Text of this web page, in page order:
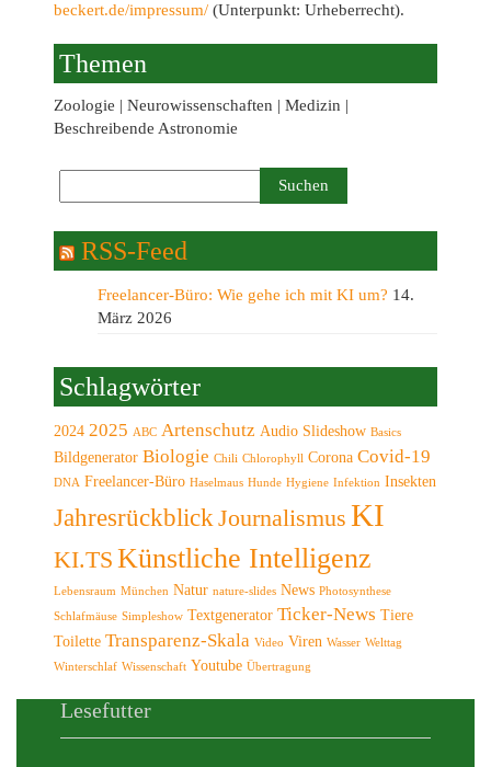
beckert.de/impressum/ (Unterpunkt: Urheberrecht).
Themen
Zoologie | Neurowissenschaften | Medizin |
Beschreibende Astronomie
RSS-Feed
Freelancer-Büro: Wie gehe ich mit KI um? 14.
März 2026
Schlagwörter
2024 2025 ABC Artenschutz Audio Slideshow Basics
Bildgenerator Biologie Chili Chlorophyll Corona Covid-19
DNA Freelancer-Büro Haselmaus Hunde Hygiene Infektion Insekten
Jahresrückblick Journalismus KI
KI.TS Künstliche Intelligenz
Lebensraum München Natur nature-slides News Photosynthese
Schlafmäuse Simpleshow Textgenerator Ticker-News Tiere
Toilette Transparenz-Skala Video Viren Wasser Welttag
Winterschlaf Wissenschaft Youtube Übertragung
Lesefutter